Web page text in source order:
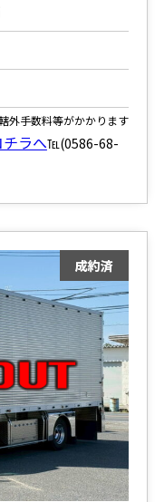
外手数料等がかかります
ラへ℡(0586-68-